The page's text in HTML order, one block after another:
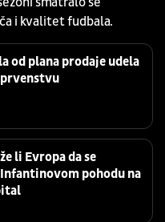
i kvalitet fudbala.
od plana prodaje udela
li Evropa da se
pohodu na